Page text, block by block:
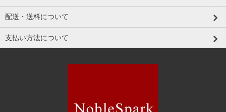
配送・送料について
支払い方法について